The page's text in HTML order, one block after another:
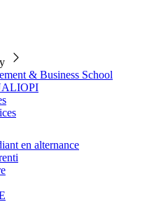
& Business School
en alternance